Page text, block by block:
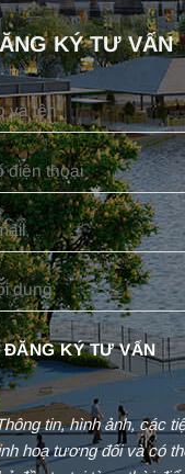
KÝ TƯ VẤN
tin, hình ảnh, các
hoạ tương đối và có